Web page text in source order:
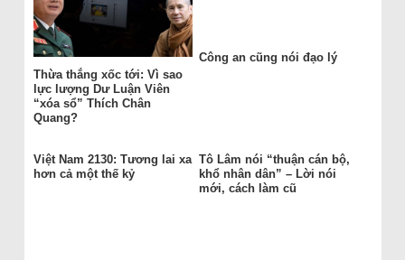
Thừa thắng xốc tới: Vì sao
lực lượng Dư Luận Viên
“xóa sổ” Thích Chân
Quang?
Công an cũng nói đạo lý
Việt Nam 2130: Tương lai xa
hơn cả một thế kỷ
Tô Lâm nói “thuận cán bộ,
khổ nhân dân” – Lời nói
mới, cách làm cũ